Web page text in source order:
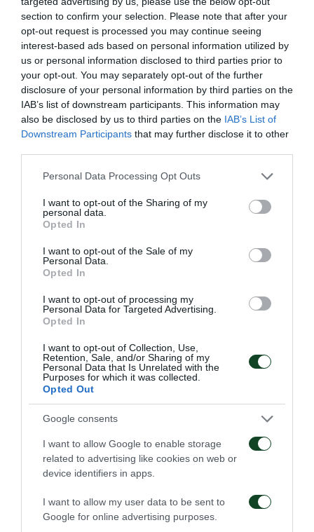
section to confirm your selection. Please note that after your
opt-out request is processed you may continue seeing
interest-based ads based on personal information utilized by
us or personal information disclosed to third parties prior to
your opt-out. You may separately opt-out of the further
disclosure of your personal information by third parties on the
IAB’s list of downstream participants. This information may
also be disclosed by us to third parties on the IAB’s List of
Downstream Participants that may further disclose it to other
Please note that this website/app uses one or more Google
not limited to your visit or usage behaviour. You may click to
grant or deny consent to Google and its third-party tags to
use your data for below specified purposes in below Google
consent section.
Personal Data Processing Opt Outs
I want to opt-out of the Sharing of my
personal data.
Opted In
I want to opt-out of the Sale of my
Personal Data.
Opted In
I want to opt-out of processing my
Personal Data for Targeted Advertising.
Opted In
I want to opt-out of Collection, Use,
Retention, Sale, and/or Sharing of my
Personal Data that Is Unrelated with the
Purposes for which it was collected.
Opted Out
Google consents
I want to allow Google to enable storage
related to advertising like cookies on web or
device identifiers in apps.
I want to allow my user data to be sent to
Google for online advertising purposes.
παιχνίδι, δεν απειλήθηκαν απ’ τον αντίπαλο, ενώ
είχαν και δοκάρι με τον Κουάλε.
Αστέρας: Ηλιόπουλος, Δέμος Χ. (55′ Μπερτζελέτος),
Δέμος Π. (70′ Πιέρρος), Λαμπρόπουλος, Κανάτας,
Γκότσης, Αγγελής (40′ Νικητόπουλος), Κουνάδης,
Μελέτσης, Λούντζης, Γκουμένης (70′ Δολιανίτης).
Νίκας, Αθανασάκης, Πλατανίτης, Κουάλε, Ντάμζι,
Παπακώστας (60′ Τσιρίλο), Σπαθάρης, Παροτσίδης,
Νικολετόπουλος (60′ Αναστασίου).